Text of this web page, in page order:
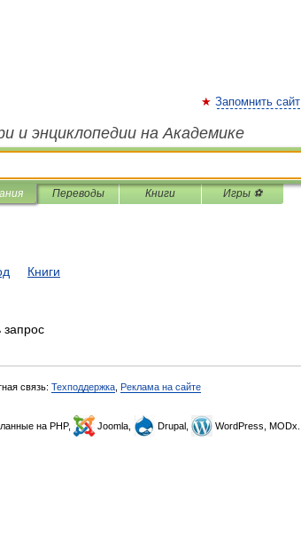
Запомнить сайт
и энциклопедии на Академике
Переводы Книги Игры ⚽
Книги
запрос
связь: Техподдержка Реклама на сайте
на PHP, Joomla, Drupal, WordPress, MODx.